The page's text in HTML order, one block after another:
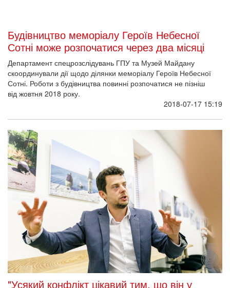
Будівництво меморіалу Героїв Небесної
Сотні може розпочатися через два місяці
Департамент спецрозслідувань ГПУ та Музей Майдану
скоординували дії щодо ділянки меморіалу Героїв Небесної
Сотні. Роботи з будівництва повинні розпочатися не пізніш
від жовтня 2018 року.
2018-07-17 15:19
"Усякий конфлікт цікавий тим, що він у